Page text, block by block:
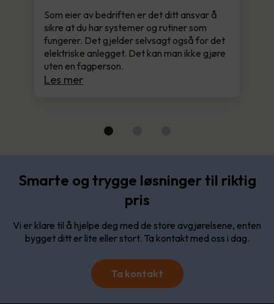
Som eier av bedriften er det ditt ansvar å
sikre at du har systemer og rutiner som
fungerer. Det gjelder selvsagt også for det
elektriske anlegget. Det kan man ikke gjøre
uten en fagperson.
Les mer
Smarte og trygge løsninger til riktig
pris
Vi er klare til å hjelpe deg med de store avgjørelsene, enten
bygget ditt er lite eller stort. Ta kontakt med oss i dag.
Ta kontakt